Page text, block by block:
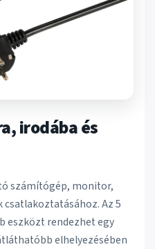
irodába és
számítógép, monitor,
Az 5
eszközt rendezhet egy
elhelyezésében